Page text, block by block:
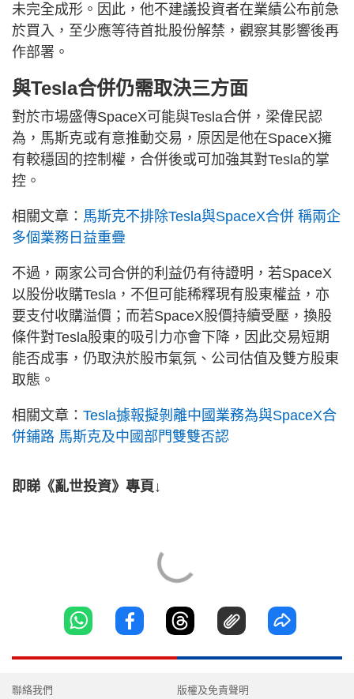
未完全成形。因此，他不建議投資者在業績公布前急
於買入，至少應等待首批股份解禁，觀察其影響後再
作部署。
與Tesla合併仍需取決三方面
對於市場盛傳SpaceX可能與Tesla合併，梁偉民認
為，馬斯克或有意推動交易，原因是他在SpaceX擁
有較穩固的控制權，合併後或可加強其對Tesla的掌
控。
相關文章： 馬斯克不排除Tesla與SpaceX合併 稱兩企
多個業務日益重疊
不過，兩家公司合併的利益仍有待證明，若SpaceX
以股份收購Tesla，不但可能稀釋現有股東權益，亦
要支付收購溢價；而若SpaceX股價持續受壓，換股
條件對Tesla股東的吸引力亦會下降，因此交易短期
能否成事，仍取決於股市氣氛、公司估值及雙方股東
取態。
相關文章： Tesla據報擬剝離中國業務為與SpaceX合
併鋪路 馬斯克及中國部門雙雙否認
即睇《亂世投資》專頁↓
聯絡我們 版權及免責聲明